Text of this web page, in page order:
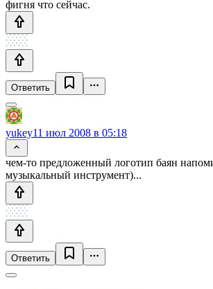
фигня что сейчас.
Ответить
yukey11 июл 2008 в 05:18
чем-то предложенный логотип баян
музыкальный инструмент)...
Ответить